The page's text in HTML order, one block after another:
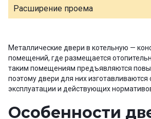
Расширение проема
Металлические двери в котельную —
помещений, где размещается
таким помещениям предъявляются
поэтому двери для них
эксплуатации и действующих
Особенности